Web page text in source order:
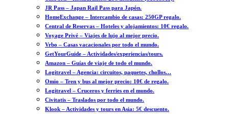
JR Pass – Japan Rail Pass para Japón.
HomeExchange – Intercambio de casas: 250GP regalo.
Central de Reservas – Hoteles y alojamientos: 10€ regalo.
Voyage Privé – Viajes de lujo al mejor precio.
Vrbo – Casas vacacionales por todo el mundo.
GetYourGuide – Actividades/experiencias/tours.
Amazon – Guías de viaje de todo el mundo.
Logitravel – Agencia: circuitos, paquetes, chollos…
Omio – Tren y bus al mejor precio: 10€ de regalo.
Logitravel – Cruceros y ferries en el mundo.
Civitatis – Traslados por todo el mundo.
Klook – Actividades y tours en Asia: 5€ descuento.